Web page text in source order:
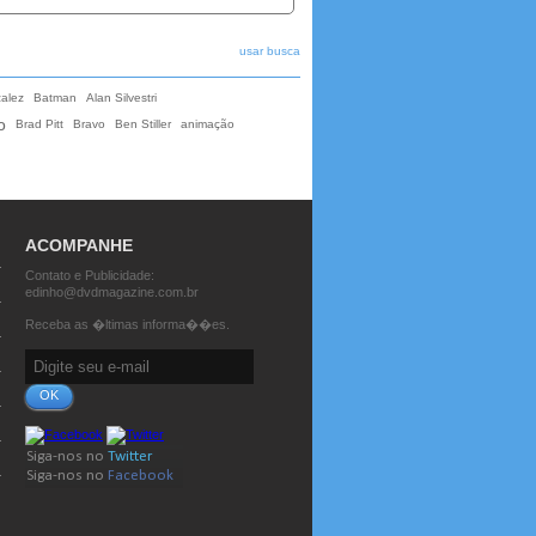
usar busca
Batman
Alan Silvestri
Brad Pitt Bravo Ben Stiller
animação
ACOMPANHE
Contato e Publicidade:
edinho@dvdmagazine.com.br
Receba as �ltimas informa��es.
OK